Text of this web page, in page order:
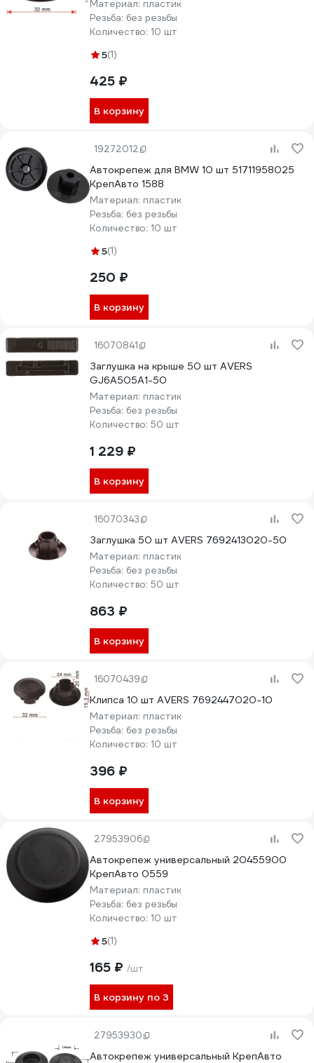
Материал: пластик
Резьба: без резьбы
Количество: 10 шт
5(1)
425 ₽
В корзину
19272012
Автокрепеж для BMW 10 шт 51711958025
КрепАвто 1588
Материал: пластик
Резьба: без резьбы
Количество: 10 шт
5(1)
250 ₽
В корзину
16070841
Заглушка на крыше 50 шт AVERS
GJ6A505A1-50
Материал: пластик
Резьба: без резьбы
Количество: 50 шт
1 229 ₽
В корзину
16070343
Заглушка 50 шт AVERS 7692413020-50
Материал: пластик
Резьба: без резьбы
Количество: 50 шт
863 ₽
В корзину
16070439
Клипса 10 шт AVERS 7692447020-10
Материал: пластик
Резьба: без резьбы
Количество: 10 шт
396 ₽
В корзину
27953906
Автокрепеж универсальный 20455900
КрепАвто 0559
Материал: пластик
Резьба: без резьбы
Количество: 10 шт
5(1)
165 ₽ /шт
В корзину по 3
27953930
Автокрепеж универсальный КрепАвто